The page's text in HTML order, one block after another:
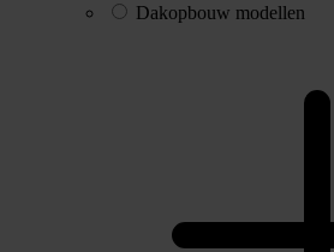
Dakopbouw modellen